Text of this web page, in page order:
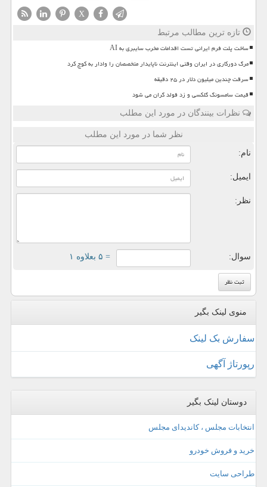
X
تازه ترین مطالب مرتبط
ساخت پلت فرم ایرانی تست اقدامات مخرب سایبری به AI
مرگ دورکاری در ایران وقتی اینترنت ناپایدار متخصصان را وادار به کوچ کرد
سرقت چندین میلیون دلار در ۲۵ دقیقه
قیمت سامسونگ گلکسی و زد فولد گران می شود
نظرات بینندگان در مورد این مطلب
نظر شما در مورد این مطلب
نام:
ایمیل:
نظر:
سوال: = ۵ بعلاوه ۱
منوی لینک بگیر
سفارش بک لینک
رپورتاژ آگهی
دوستان لینک بگیر
انتخابات مجلس ، کاندیدای مجلس
خرید و فروش خودرو
طراحی سایت